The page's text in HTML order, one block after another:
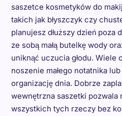
saszetce kosmetyków do
takich jak błyszczyk czy
planujesz dłuższy dzień poza
ze sobą małą butelkę wody
uniknąć uczucia głodu. Wiele
noszenie małego notatnika
organizację dnia. Dobrze
wewnętrzna saszetki pozwala
wszystkich tych rzeczy bez